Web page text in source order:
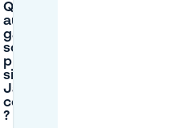
Quels
autres
garages
sont
proches
si Sint-
Jan est
complet
?